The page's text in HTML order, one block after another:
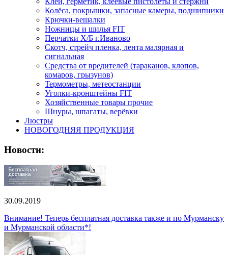
Колёса, покрышки, запасные камеры, подшипники
Крючки-вешалки
Ножницы и шилья FIT
Перчатки Х/Б г.Иваново
Скотч, стрейч пленка, лента малярная и
сигнальная
Средства от вредителей (тараканов, клопов,
комаров, грызунов)
Термометры, метеостанции
Уголки-кронштейны FIT
Хозяйственные товары прочие
Шнуры, шпагаты, верёвки
Люстры
НОВОГОДНЯЯ ПРОДУКЦИЯ
Новости:
30.09.2019
Внимание! Теперь бесплатная доставка также и по Мурманску
и Мурманской области*!